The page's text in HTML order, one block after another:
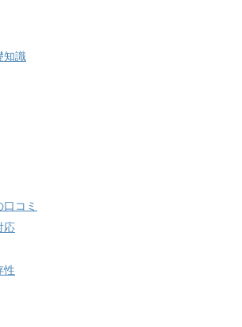
知識
コミ
応
性